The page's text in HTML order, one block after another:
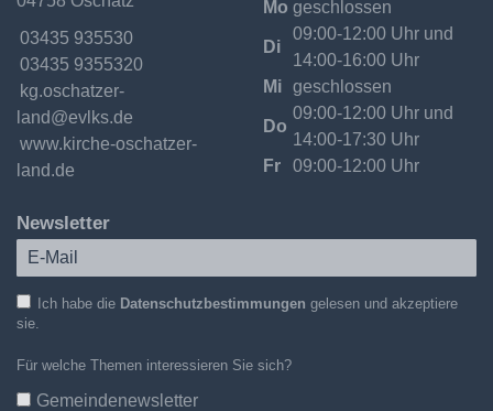
Telefon:
03435 935530
Fax:
03435 9355320
Email:
Internet:
www.kirche-oschatzer-
land.de
Mo geschlossen
Di
09:00-12:00 Uhr und
14:00-16:00 Uhr
Mi geschlossen
Do
09:00-12:00 Uhr und
14:00-17:30 Uhr
Fr
09:00-12:00 Uhr
Newsletter
Ich habe die Datenschutzbestimmungen gelesen und akzeptiere
sie.
Für welche Themen interessieren Sie sich?
Gemeindenewsletter